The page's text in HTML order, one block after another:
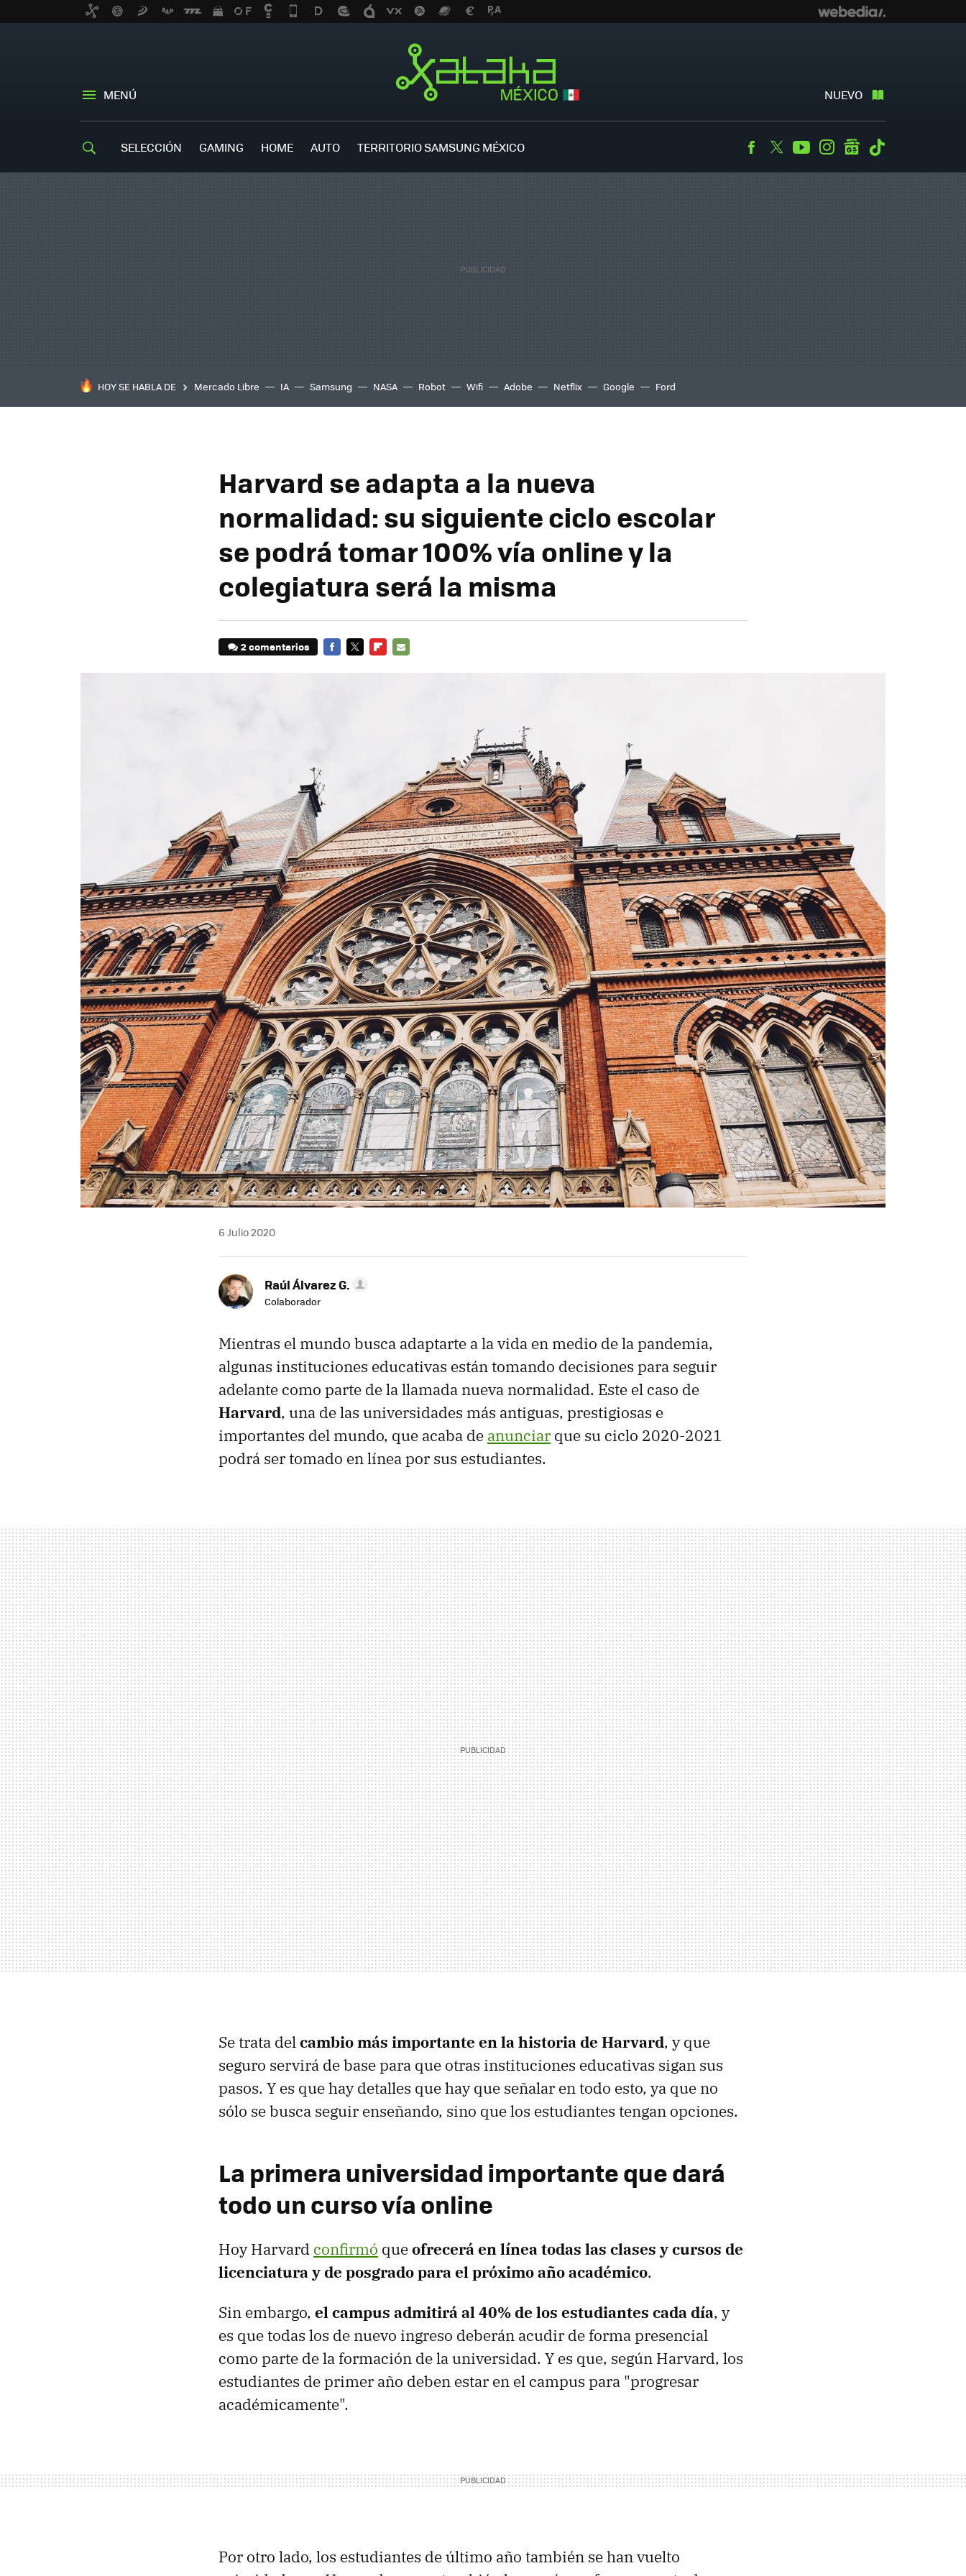
MENÚ NUEVO
SELECCIÓN GAMING HOME AUTO TERRITORIO SAMSUNG MÉXICO Facebook
TwitterYoutubeInstagramgooglenews
HOY SE HABLA DE Mercado Libre IA Samsung NASA Robot Wifi Adobe Netflix Google Ford
Harvard se adapta a la nueva
normalidad: su siguiente ciclo escolar
se podrá tomar 100% vía online y la
colegiatura será la misma
2 comentarios
6 Julio 2020
Raúl Álvarez G.
Colaborador
Mientras el mundo busca adaptarte a la vida en medio de la pandemia,
algunas instituciones educativas están tomando decisiones para seguir
adelante como parte de la llamada nueva normalidad. Este el caso de
Harvard, una de las universidades más antiguas, prestigiosas e
importantes del mundo, que acaba de anunciar que su ciclo 2020-2021
podrá ser tomado en línea por sus estudiantes.
Se trata delcambio más importante en la historia de Harvard, y que
seguro servirá de base para que otras instituciones educativas sigan sus
pasos. Y es que hay detalles que hay que señalar en todo esto, ya que no
sólo se busca seguir enseñando, sino que los estudiantes tengan opciones.
La primera universidad importante que dará
todo un curso vía online
Hoy Harvard confirmó queofrecerá en línea todas las clases y cursos de
licenciatura y de posgrado para el próximo año académico.
Sin embargo, el campus admitirá al 40% de los estudiantes cada día, y
es que todas los de nuevo ingreso deberán acudir de forma presencial
como parte de la formación de la universidad. Y es que, según Harvard, los
estudiantes de primer año deben estar en el campus para "progresar
académicamente".
Por otro lado, los estudiantes de último año también se han vuelto